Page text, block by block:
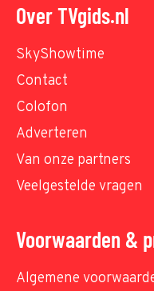
Over TVgids.nl
SkyShowtime
Contact
Colofon
Adverteren
Van onze partners
Veelgestelde vragen
Voorwaarden &
Algemene